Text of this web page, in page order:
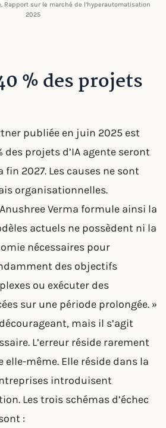
Rapport sur le marché de l’hyperautomatisation
2025
% des projets
publiée en juin 2025 est
des projets d’IA agente seront
fin 2027. Les causes ne sont
organisationnelles.
Verma formule ainsi la
actuels ne possèdent ni la
nécessaires pour
des objectifs
ou exécuter des
sur une période prolongée. »
mais il s’agit
L’erreur réside rarement
elle-même. Elle réside dans la
introduisent
Les trois schémas d’échec
: